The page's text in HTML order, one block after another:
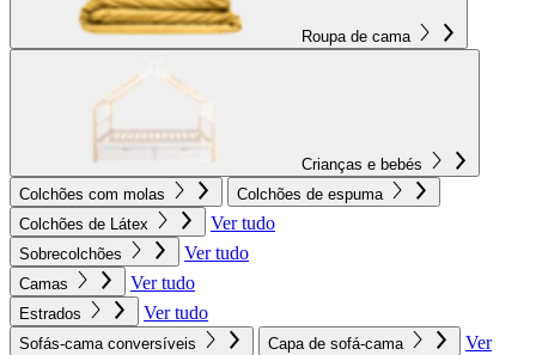
Roupa de cama
Crianças e bebés
Colchões com molas
Colchões de espuma
Colchões de Látex
Ver tudo
Sobrecolchões Ver tudo
Camas Ver tudo
Estrados Ver tudo
Sofás-cama conversíveis Capa de sofá-cama
Ver